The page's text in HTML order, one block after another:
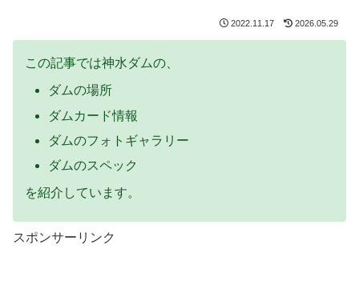
2022.11.17 2026.05.29
この記事では神水ダムの、
ダムの場所
ダムカード情報
ダムのフォトギャラリー
ダムのスペック
を紹介しています。
スポンサーリンク